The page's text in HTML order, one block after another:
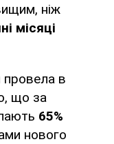
ніж
місяці
провела в
що за
65%
нового